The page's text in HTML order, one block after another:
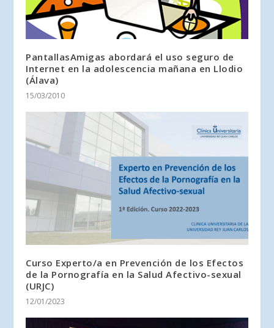
PantallasAmigas abordará el uso seguro de
Internet en la adolescencia mañana en Llodio
(Álava)
15/03/2010
Curso Experto/a en Prevención de los Efectos
de la Pornografía en la Salud Afectivo-sexual
(URJC)
12/01/2023